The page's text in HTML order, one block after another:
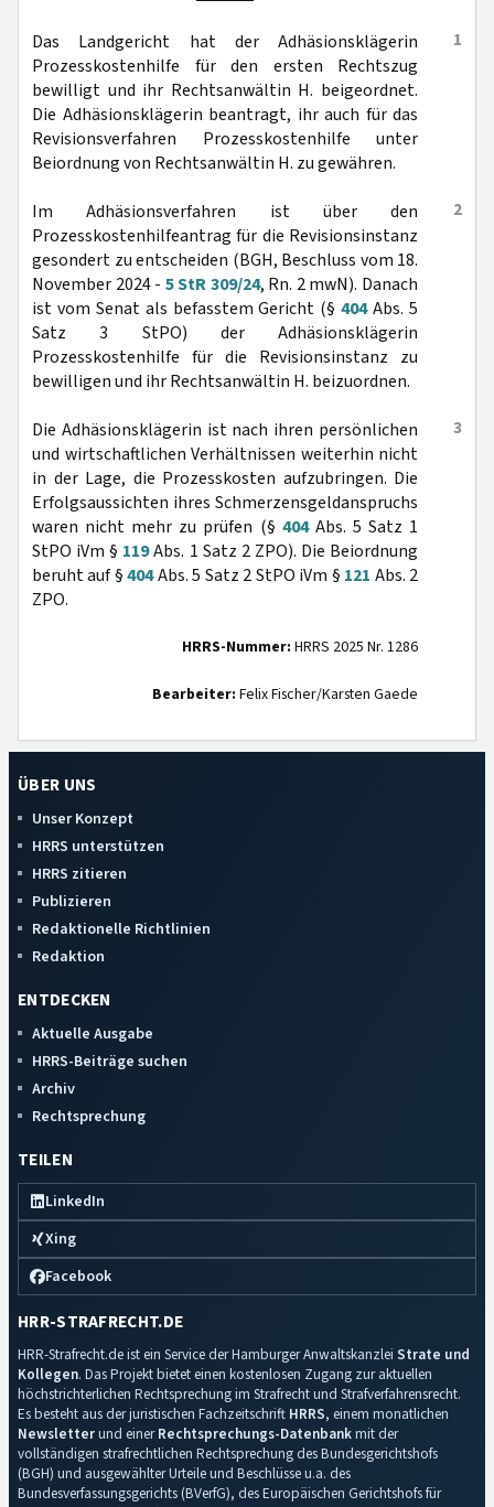
1
Das Landgericht hat der Adhäsionsklägerin
Prozesskostenhilfe für den ersten Rechtszug
bewilligt und ihr Rechtsanwältin H. beigeordnet.
Die Adhäsionsklägerin beantragt, ihr auch für das
Revisionsverfahren Prozesskostenhilfe unter
Beiordnung von Rechtsanwältin H. zu gewähren.
2
Im Adhäsionsverfahren ist über den
Prozesskostenhilfeantrag für die Revisionsinstanz
gesondert zu entscheiden (BGH, Beschluss vom 18.
November 2024 - 5 StR 309/24, Rn. 2 mwN). Danach
ist vom Senat als befasstem Gericht (§404Abs. 5
Satz 3 StPO) der Adhäsionsklägerin
Prozesskostenhilfe für die Revisionsinstanz zu
bewilligen und ihr Rechtsanwältin H. beizuordnen.
3
Die Adhäsionsklägerin ist nach ihren persönlichen
und wirtschaftlichen Verhältnissen weiterhin nicht
in der Lage, die Prozesskosten aufzubringen. Die
Erfolgsaussichten ihres Schmerzensgeldanspruchs
waren nicht mehr zu prüfen (§ 404Abs. 5 Satz 1
StPO iVm § 119Abs. 1 Satz 2 ZPO). Die Beiordnung
beruht auf §404Abs. 5 Satz 2 StPO iVm § 121 Abs. 2
ZPO.
HRRS-Nummer: HRRS 2025 Nr. 1286
Bearbeiter: Felix Fischer/Karsten Gaede
ÜBER UNS
Unser Konzept
HRRS unterstützen
HRRS zitieren
Publizieren
Redaktionelle Richtlinien
Redaktion
ENTDECKEN
Aktuelle Ausgabe
HRRS-Beiträge suchen
Archiv
Rechtsprechung
TEILEN
LinkedIn
Xing
Facebook
HRR-STRAFRECHT.DE
HRR-Strafrecht.de ist ein Service der Hamburger Anwaltskanzlei Strate und
Kollegen. Das Projekt bietet einen kostenlosen Zugang zur aktuellen
höchstrichterlichen Rechtsprechung im Strafrecht und Strafverfahrensrecht.
Es besteht aus der juristischen Fachzeitschrift HRRS, einem monatlichen
Newsletterund einerRechtsprechungs-Datenbankmit der
vollständigen strafrechtlichen Rechtsprechung des Bundesgerichtshofs
(BGH) und ausgewählter Urteile und Beschlüsse u.a. des
Bundesverfassungsgerichts (BVerfG), des Europäischen Gerichtshofs für